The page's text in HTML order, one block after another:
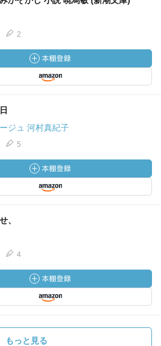
きは頭が混乱するばかりだった
んでいった。それ以後、これは解
いても真実であると痛感すること
うのはめったにない。正常という
いのだ。複数の人間の平均的な特
上げた一つの絵姿に過ぎない。そ
つぃが先に語った作家たちが手本
絵姿であり、例外的な人間を描く
感じを出すことがめったに出来な
いやり、理想主義と好色、虚栄
神経質、頑固、内気など、これら
し、もっともらしい調和を生み出
。これが人間の真実なのだと読者
人と多少とも違うなどとは思わ
の目には、人間は首尾一貫したも
い。さもなければ、当時の作家が
描くことはなかったであろう。全
資質通りに描くのが合理的だと思
、ただただけちん坊に、気取り屋
食いしん坊はすごい食いしん坊に
う考えは誰にも思い浮かばなかっ
2
ジュ 河村真紀子
5
、
4
もっと見る